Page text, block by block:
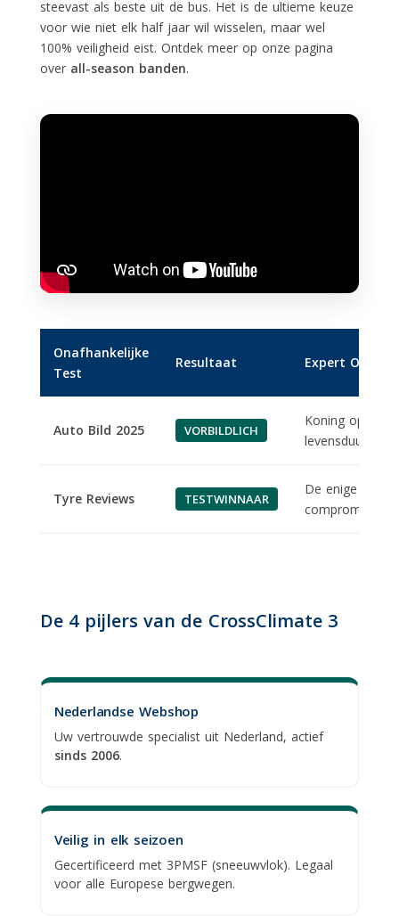
steevast als beste uit de bus. Het is de ultieme keuze
voor wie niet elk half jaar wil wisselen, maar wel
100% veiligheid eist. Ontdek meer op onze pagina
over all-season banden.
Onafhankelijke
Test
Resultaat Expert Oordeel
Auto Bild 2025 VORBILDLICH
Koning op nat
levensduur in
Tyre Reviews TESTWINNAAR
De enige all-
compromis
De 4 pijlers van de CrossClimate 3
Nederlandse Webshop
Uw vertrouwde specialist uit Nederland, actief
sinds 2006.
Veilig in elk seizoen
Gecertificeerd met 3PMSF (sneeuwvlok). Legaal
voor alle Europese bergwegen.